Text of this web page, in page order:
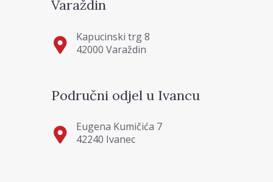
Varaždin
Kapucinski trg 8
42000 Varaždin
Područni odjel u Ivancu
Eugena Kumičića 7
42240 Ivanec